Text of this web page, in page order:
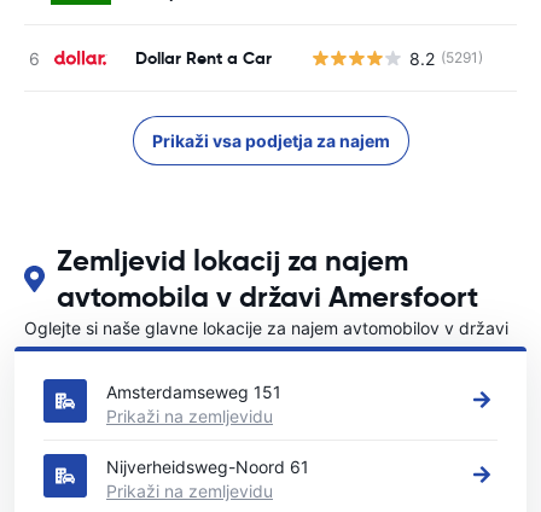
Dollar Rent a Car 8.2 (5291)
Prikaži vsa podjetja za najem
Zemljevid lokacij za najem
avtomobila v državi Amersfoort
Oglejte si naše glavne lokacije za najem avtomobilov v državi
Amersfoort
Amsterdamseweg 151
Prikaži na zemljevidu
Nijverheidsweg-Noord 61
Prikaži na zemljevidu